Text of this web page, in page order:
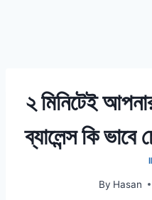
২ মিনিটেই
ব্যালেন্স কি
By Hasan